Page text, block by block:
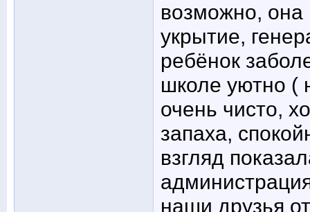
возможно,
укрытие,
ребёнок
школе уютно (
очень чисто,
запаха,
взгляд
наши друзья